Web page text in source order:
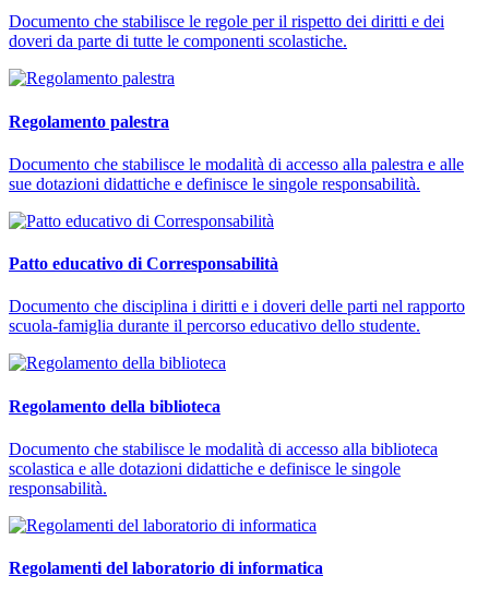
Documento che stabilisce le regole per il rispetto dei diritti e dei
doveri da parte di tutte le componenti scolastiche.
Regolamento palestra
Documento che stabilisce le modalità di accesso alla palestra e alle
sue dotazioni didattiche e definisce le singole responsabilità.
Patto educativo di Corresponsabilità
Documento che disciplina i diritti e i doveri delle parti nel rapporto
scuola-famiglia durante il percorso educativo dello studente.
Regolamento della biblioteca
Documento che stabilisce le modalità di accesso alla biblioteca
scolastica e alle dotazioni didattiche e definisce le singole
responsabilità.
Regolamenti del laboratorio di informatica